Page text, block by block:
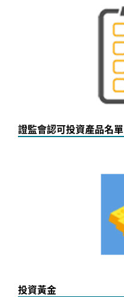
證監會認可投資產品名單
投資黃金